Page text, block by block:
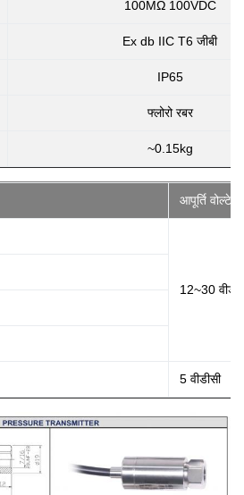
100MΩ 100VDC
Ex db IIC T6 जीबी
IP65
फ्लोरो रबर
~0.15kg
आपूर्ति वोल्टेज
12~30
5 वीडीसी